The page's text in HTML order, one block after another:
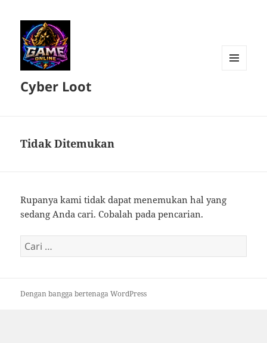
Cyber Loot
Tidak Ditemukan
Rupanya kami tidak dapat menemukan hal yang
sedang Anda cari. Cobalah pada pencarian.
Cari
untuk:
Dengan bangga bertenaga WordPress